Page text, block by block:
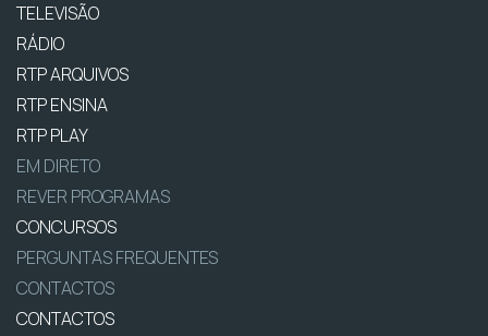
TELEVISÃO
RÁDIO
RTP ARQUIVOS
RTP ENSINA
RTP PLAY
EM DIRETO
REVER PROGRAMAS
CONCURSOS
PERGUNTAS FREQUENTES
CONTACTOS
CONTACTOS